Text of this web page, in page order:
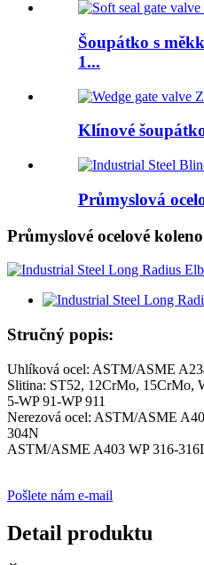
Šoupátko s
1...
Klínové
Průmyslová
Průmyslové ocelové
Stručný popis:
Uhlíková ocel: ASTM/ASME
Slitina: ST52, 12CrMo, 15CrMo,
5-WP 91-WP 911
Nerezová ocel: ASTM/ASME
304N
ASTM/ASME A403 WP 316-
Pošlete nám e-mail
Detail produktu